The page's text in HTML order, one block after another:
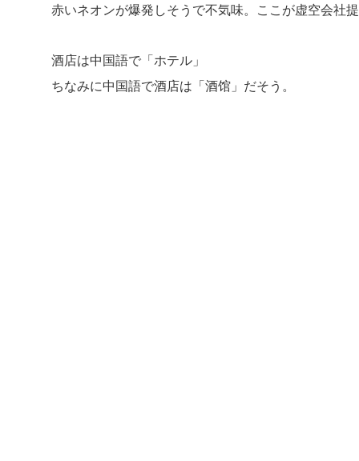
赤いネオンが爆発しそうで不気味。ここが虚空会社
酒店は中国語で「ホテル」
ちなみに中国語で酒店は「酒馆」だそう。